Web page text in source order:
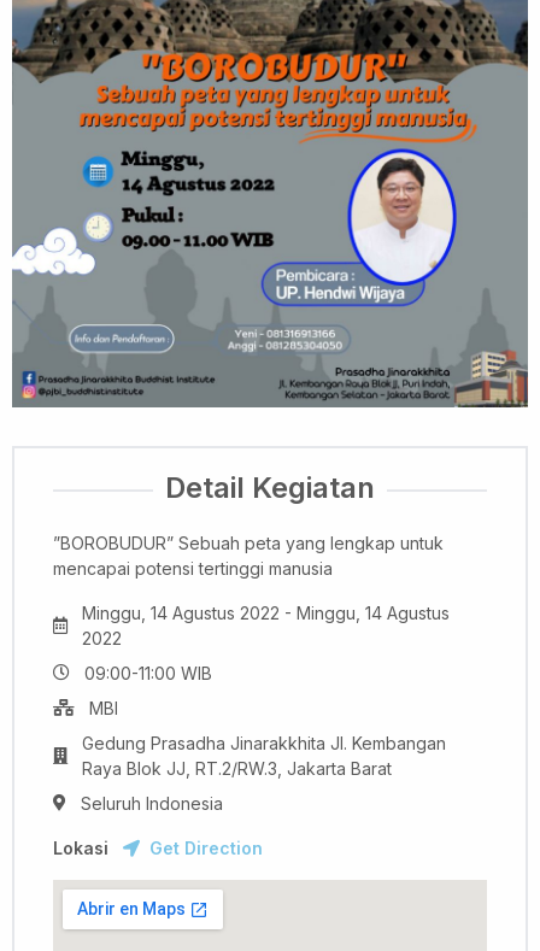
Detail Kegiatan
”BOROBUDUR” Sebuah peta yang lengkap untuk
mencapai potensi tertinggi manusia
Minggu, 14 Agustus 2022 - Minggu, 14 Agustus
2022
09:00-11:00 WIB
MBI
Gedung Prasadha Jinarakkhita Jl. Kembangan
Raya Blok JJ, RT.2/RW.3, Jakarta Barat
Seluruh Indonesia
Lokasi Get Direction